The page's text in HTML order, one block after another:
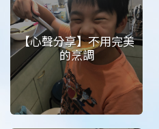
【心聲分享】不用完美
的烹調